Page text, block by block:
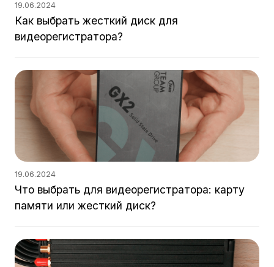
19.06.2024
Как выбрать жесткий диск для
видеорегистратора?
19.06.2024
Что выбрать для видеорегистратора: карту
памяти или жесткий диск?